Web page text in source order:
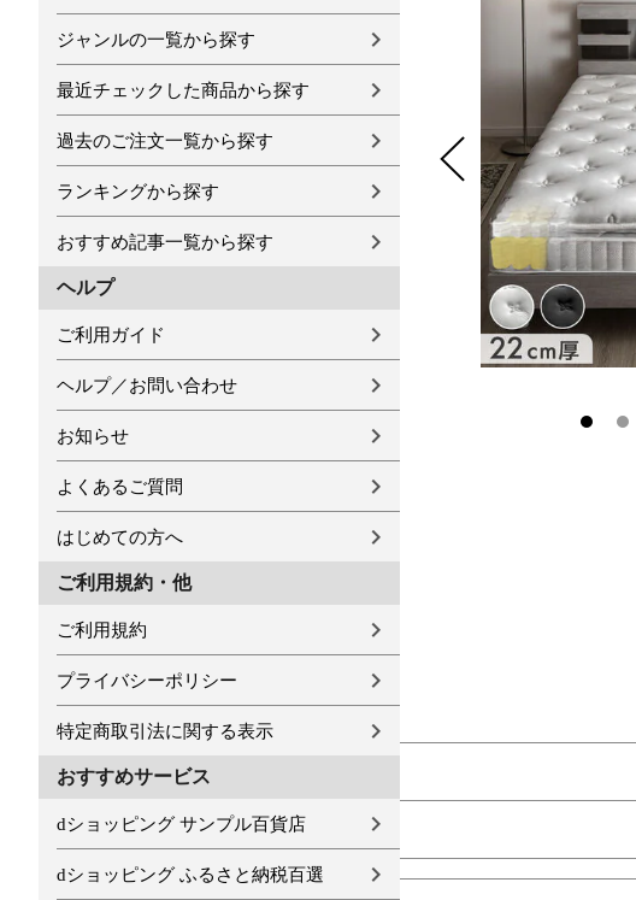
ジャンルの一覧から探す
最近チェックした商品から探す
過去のご注文一覧から探す
ランキングから探す
おすすめ記事一覧から探す
ヘルプ
ご利用ガイド
ヘルプ／お問い合わせ
お知らせ
よくあるご質問
はじめての方へ
ご利用規約・他
ご利用規約
プライバシーポリシー
特定商取引法に関する表示
おすすめサービス
dショッピング サンプル百貨店
dショッピング ふるさと納税百選